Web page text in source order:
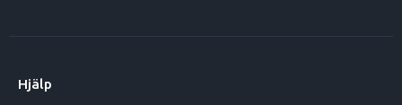
Hjälp